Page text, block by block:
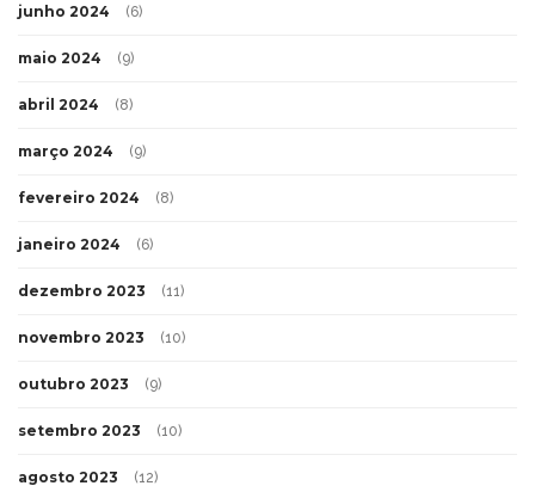
junho 2024 (6)
maio 2024 (9)
abril 2024 (8)
março 2024 (9)
fevereiro 2024 (8)
janeiro 2024 (6)
dezembro 2023 (11)
novembro 2023 (10)
outubro 2023 (9)
setembro 2023 (10)
agosto 2023 (12)